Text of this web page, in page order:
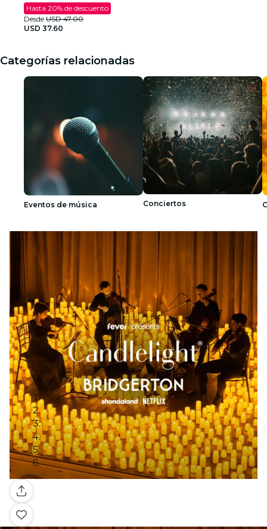
Hasta 20% de descuento
Desde USD 47.00
USD 37.60
Categorías relacionadas
Eventos de música Conciertos
Galería